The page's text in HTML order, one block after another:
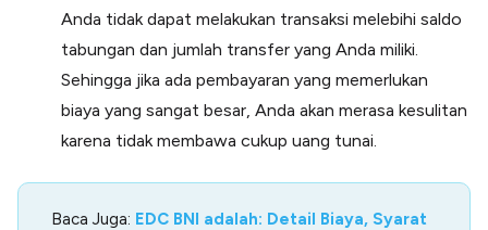
Anda tidak dapat melakukan transaksi melebihi saldo
tabungan dan jumlah transfer yang Anda miliki.
Sehingga jika ada pembayaran yang memerlukan
biaya yang sangat besar, Anda akan merasa kesulitan
karena tidak membawa cukup uang tunai.
Baca Juga: EDC BNI adalah: Detail Biaya, Syarat